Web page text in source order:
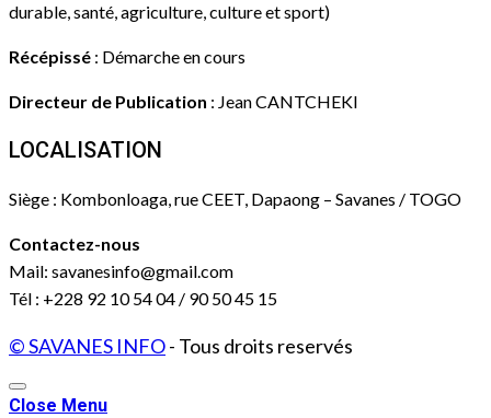
durable, santé, agriculture, culture et sport)
Récépissé : Démarche en cours
Directeur de Publication : Jean CANTCHEKI
LOCALISATION
Siège : Kombonloaga, rue CEET, Dapaong – Savanes / TOGO
Contactez-nous
Mail: savanesinfo@gmail.com
Tél : +228 92 10 54 04 / 90 50 45 15
© SAVANES INFO- Tous droits reservés
Close Menu